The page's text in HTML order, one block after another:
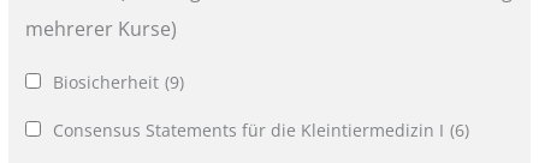
mehrerer Kurse)
Biosicherheit (9)
Consensus Statements für die Kleintiermedizin I (6)